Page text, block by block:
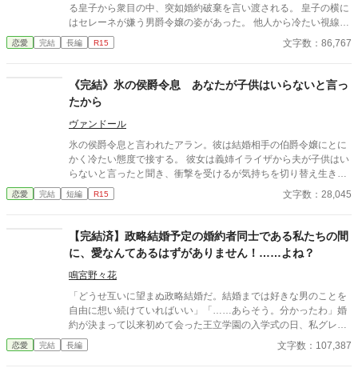
る皇子から衆目の中、突如婚約破棄を言い渡される。 皇子の横に
はセレーネが嫌う男爵令嬢の姿があった。 他人から冷たい視線を
浴びたことなどないセレーネに戸惑うばかり、そんな彼女に所有
財産没収の命が下されようとしたその時。 救いの手を差し伸べた
結んだ当初「穏やかで誰にでも微笑むつまらない人」だという印
象をもっていたけれど、共に生活する内に徐々に彼の人柄に惹か
れていく。 だけれど彼には想い人が出来てしまったようで─
─…。 「今度はわたくしが恩を返すべきなんですわ！」 今まで自
分のことばかりだったセレーネは、初めて人のために何かしたい
と思い立ち、大好きな旦那様のために奮闘するのだが──…。
恋愛 完結 長編 R15 文字数：86,767
《完結》氷の侯爵令息 あなたが子供はいらないと言っ
たから
ヴァンドール
氷の侯爵令息と言われたアラン。彼は結婚相手の伯爵令嬢にとに
かく冷たい態度で接する。 彼女は義姉イライザから夫が子供はい
らないと言ったと聞き、衝撃を受けるが気持ちを切り替え生きて
いく。
恋愛 完結 短編 R15 文字数：28,045
【完結済】政略結婚予定の婚約者同士である私たちの間
に、愛なんてあるはずがありません！……よね？
鳴宮野々花
「どうせ互いに望まぬ政略結婚だ。結婚までは好きな男のことを
自由に想い続けていればいい」「……あらそう。分かったわ」婚
約が決まって以来初めて会った王立学園の入学式の日、私グレー
ス・エイヴリー侯爵令嬢の婚約者となったレイモンド・ベイツ公
爵令息は軽く笑ってあっさりとそう言った。仲良くやっていきた
恋愛 完結 長編 文字数：107,387